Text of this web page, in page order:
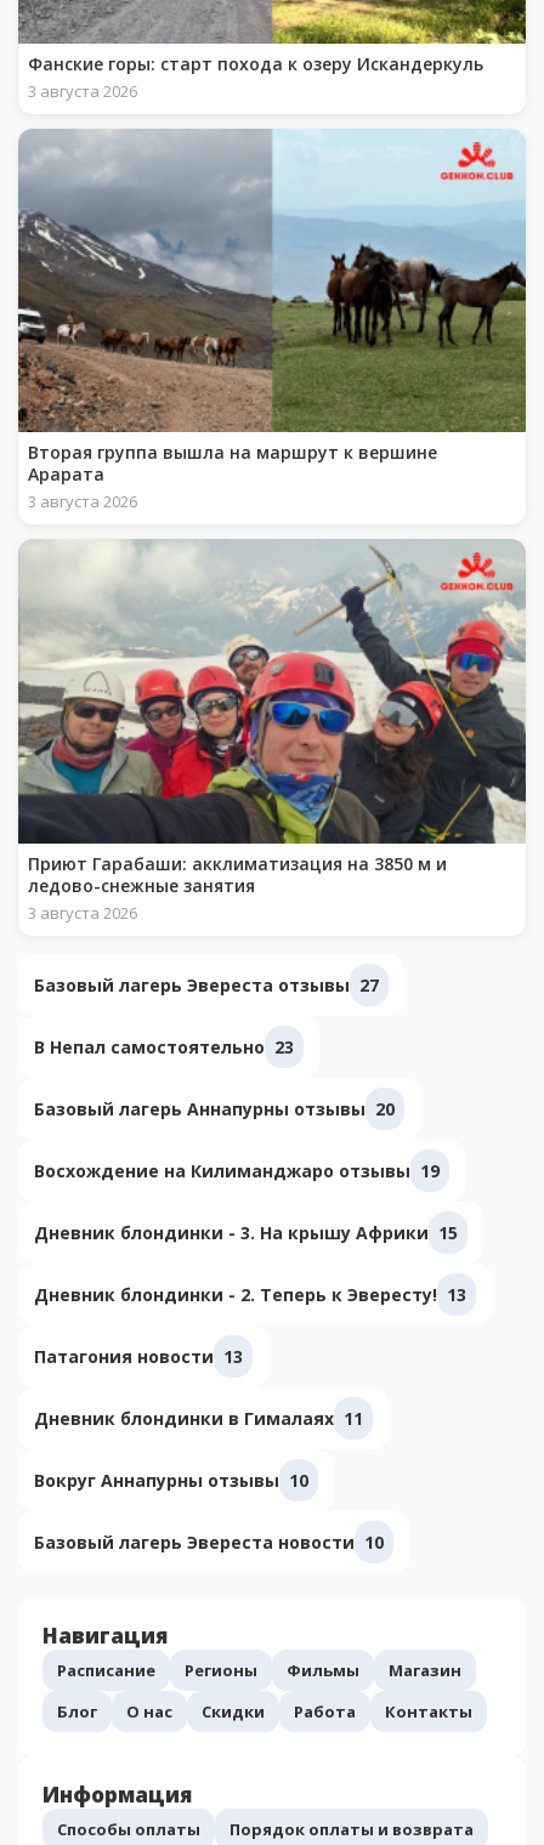
Фанские горы: старт похода к озеру Искандеркуль
3 августа 2026
Вторая группа вышла на маршрут к вершине
Арарата
3 августа 2026
Приют Гарабаши: акклиматизация на 3850 м и
ледово-снежные занятия
3 августа 2026
Базовый лагерь Эвереста отзывы 27
В Непал самостоятельно 23
Базовый лагерь Аннапурны отзывы 20
Восхождение на Килиманджаро отзывы 19
Дневник блондинки - 3. На крышу Африки 15
Дневник блондинки - 2. Теперь к Эвересту! 13
Патагония новости 13
Дневник блондинки в Гималаях 11
Вокруг Аннапурны отзывы 10
Базовый лагерь Эвереста новости 10
Навигация
Расписание Регионы Фильмы
Магазин
Блог
О нас Скидки Работа Контакты
Информация
Способы оплаты Порядок оплаты и возврата